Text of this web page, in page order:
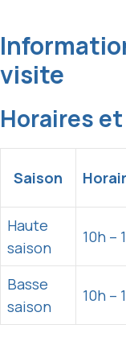
visite
Horaires
Saison
Haute
saison
10h –
Basse
saison
10h –